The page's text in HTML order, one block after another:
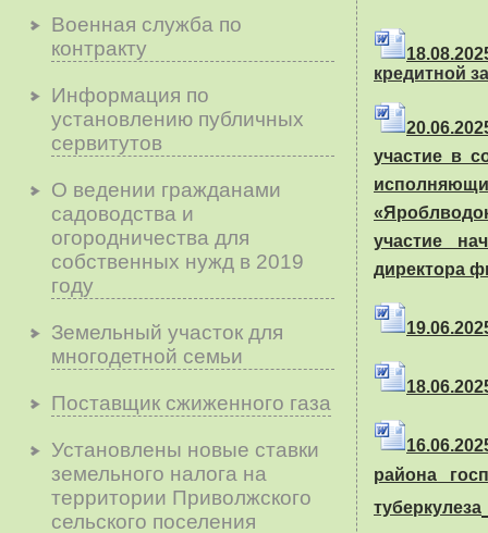
Военная служба по
контракту
Информация по
установлению публичных
сервитутов
О ведении гражданами
садоводства и
огородничества для
собственных нужд в 2019
году
Земельный участок для
многодетной семьи
Поставщик сжиженного газа
Установлены новые ставки
земельного налога на
территории Приволжского
сельского поселения
кредитной
участие в
участие
директора
района
туберкулеза